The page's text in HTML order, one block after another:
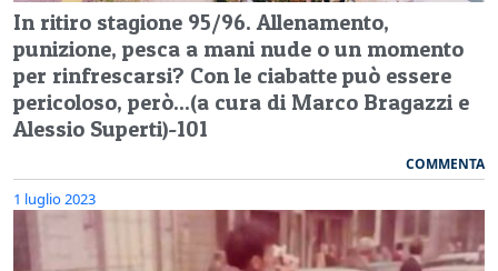
In ritiro stagione 95/96. Allenamento,
punizione, pesca a mani nude o un momento
per rinfrescarsi? Con le ciabatte può essere
pericoloso, però...(a cura di Marco Bragazzi e
Alessio Superti)-101
COMMENTA
1 luglio 2023